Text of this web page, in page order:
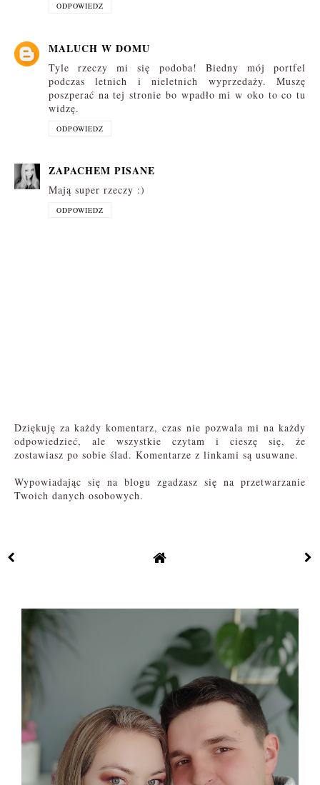
ODPOWIEDZ
MALUCH W DOMU
Tyle rzeczy mi się podoba! Biedny mój portfel
podczas letnich i nieletnich wyprzedaży. Muszę
poszperać na tej stronie bo wpadło mi w oko to co tu
widzę.
ODPOWIEDZ
ZAPACHEM PISANE
Mają super rzeczy :)
ODPOWIEDZ
Dziękuję za każdy komentarz, czas nie pozwala mi na każdy
odpowiedzieć, ale wszystkie czytam i cieszę się, że
zostawiasz po sobie ślad. Komentarze z linkami są usuwane.
Wypowiadając się na blogu zgadzasz się na przetwarzanie
Twoich danych osobowych.